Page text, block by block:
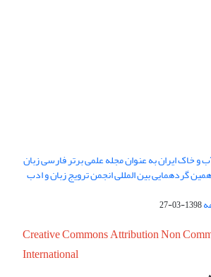
و خاک ایران به عنوان مجله علمی برتر فارسی زبان
در پانزدهمین گردهمایی بین المللی انجمن ترویج زبان و ادب
1398-03-27
Creative Commons Attribution Non
International